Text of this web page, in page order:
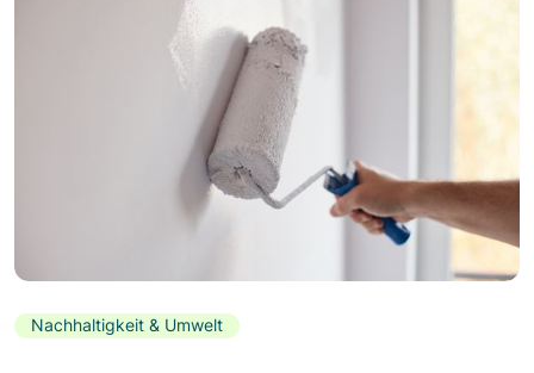
Nachhaltigkeit & Umwelt